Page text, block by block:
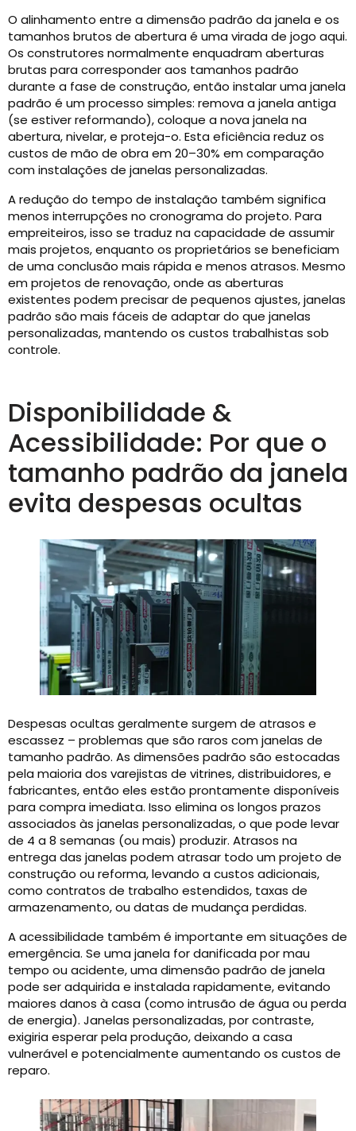
O alinhamento entre a dimensão padrão da janela e os
tamanhos brutos de abertura é uma virada de jogo aqui.
Os construtores normalmente enquadram aberturas
brutas para corresponder aos tamanhos padrão
durante a fase de construção, então instalar uma janela
padrão é um processo simples: remova a janela antiga
(se estiver reformando), coloque a nova janela na
abertura, nivelar, e proteja-o. Esta eficiência reduz os
custos de mão de obra em 20–30% em comparação
com instalações de janelas personalizadas.
A redução do tempo de instalação também significa
menos interrupções no cronograma do projeto. Para
empreiteiros, isso se traduz na capacidade de assumir
mais projetos, enquanto os proprietários se beneficiam
de uma conclusão mais rápida e menos atrasos. Mesmo
em projetos de renovação, onde as aberturas
existentes podem precisar de pequenos ajustes, janelas
padrão são mais fáceis de adaptar do que janelas
personalizadas, mantendo os custos trabalhistas sob
controle.
Disponibilidade &
Acessibilidade: Por que o
tamanho padrão da janela
evita despesas ocultas
Despesas ocultas geralmente surgem de atrasos e
escassez – problemas que são raros com janelas de
tamanho padrão. As dimensões padrão são estocadas
pela maioria dos varejistas de vitrines, distribuidores, e
fabricantes, então eles estão prontamente disponíveis
para compra imediata. Isso elimina os longos prazos
associados às janelas personalizadas, o que pode levar
de 4 a 8 semanas (ou mais) produzir. Atrasos na
entrega das janelas podem atrasar todo um projeto de
construção ou reforma, levando a custos adicionais,
como contratos de trabalho estendidos, taxas de
armazenamento, ou datas de mudança perdidas.
A acessibilidade também é importante em situações de
emergência. Se uma janela for danificada por mau
tempo ou acidente, uma dimensão padrão de janela
pode ser adquirida e instalada rapidamente, evitando
maiores danos à casa (como intrusão de água ou perda
de energia). Janelas personalizadas, por contraste,
exigiria esperar pela produção, deixando a casa
vulnerável e potencialmente aumentando os custos de
reparo.